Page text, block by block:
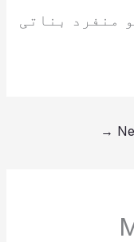
منفرد بناتی
→